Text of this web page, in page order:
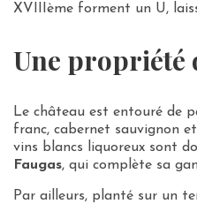
XVIIIème forment un U,
Une propriété
Le château est entouré de
franc, cabernet sauvignon
vins blancs liquoreux sont
Faugas, qui complète sa
Par ailleurs, planté sur un